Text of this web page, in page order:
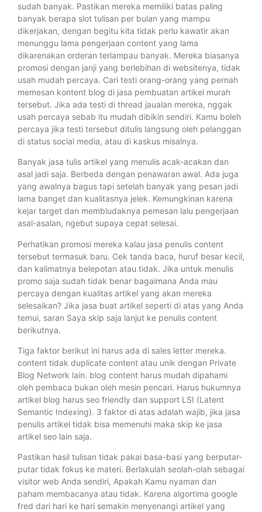
sudah banyak. Pastikan mereka memiliki batas paling
banyak berapa slot tulisan per bulan yang mampu
dikerjakan, dengan begitu kita tidak perlu kawatir akan
menunggu lama pengerjaan content yang lama
dikarenakan orderan terlampau banyak. Mereka biasanya
promosi dengan janji yang berlebihan di websitenya, tidak
usah mudah percaya. Cari testi orang-orang yang pernah
memesan kontent blog di jasa pembuatan artikel murah
tersebut. Jika ada testi di thread jaualan mereka, nggak
usah percaya sebab itu mudah dibikin sendiri. Kamu boleh
percaya jika testi tersebut ditulis langsung oleh pelanggan
di status social media, atau di kaskus misalnya.
Banyak jasa tulis artikel yang menulis acak-acakan dan
asal jadi saja. Berbeda dengan penawaran awal. Ada juga
yang awalnya bagus tapi setelah banyak yang pesan jadi
lama banget dan kualitasnya jelek. Kemungkinan karena
kejar target dan membludaknya pemesan lalu pengerjaan
asal-asalan, ngebut supaya cepat selesai.
Perhatikan promosi mereka kalau jasa penulis content
tersebut termasuk baru. Cek tanda baca, huruf besar kecil,
dan kalimatnya belepotan atau tidak. Jika untuk menulis
promo saja sudah tidak benar bagaimana Anda mau
percaya dengan kualitas artikel yang akan mereka
selesaikan? Jika jasa buat artikel seperti di atas yang Anda
temui, saran Saya skip saja lanjut ke penulis content
berikutnya.
Tiga faktor berikut ini harus ada di sales letter mereka.
content tidak duplicate content atau unik dengan Private
Blog Network lain. blog content harus mudah dipahami
oleh pembaca bukan oleh mesin pencari. Harus hukumnya
artikel blog harus seo friendly dan support LSI (Latent
Semantic Indexing). 3 faktor di atas adalah wajib, jika jasa
penulis artikel tidak bisa memenuhi maka skip ke jasa
artikel seo lain saja.
Pastikan hasil tulisan tidak pakai basa-basi yang berputar-
putar tidak fokus ke materi. Berlakulah seolah-olah sebagai
visitor web Anda sendiri, Apakah Kamu nyaman dan
paham membacanya atau tidak. Karena algortima google
fred dari hari ke hari semakin menyenangi artikel yang